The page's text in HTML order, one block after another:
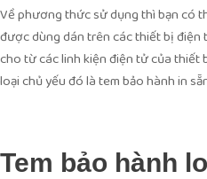
Về phương thức sử dụng thì bạn có
được dùng dán trên các thiết bị
cho từ các linh kiện điện tử của thiết
loại chủ yếu đó là tem bảo hành in
Tem bảo hành